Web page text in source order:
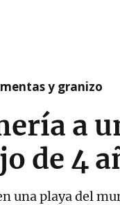
y granizo
a
de 4
una playa del